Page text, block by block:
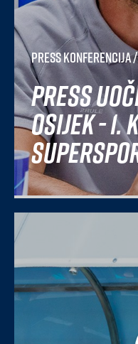
Press konferencija/
Press
Osijek - 1.